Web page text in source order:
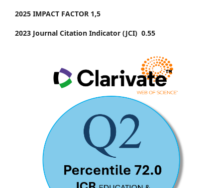
2025 IMPACT FACTOR 1,5
2023 Journal Citation Indicator (JCI) 0.55